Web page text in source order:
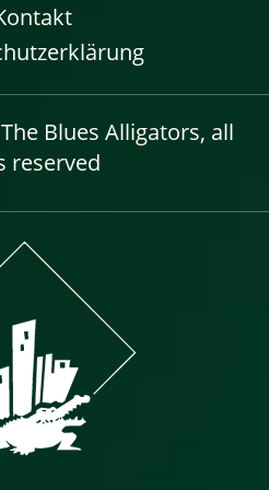
Blues Alligators, all
reserved